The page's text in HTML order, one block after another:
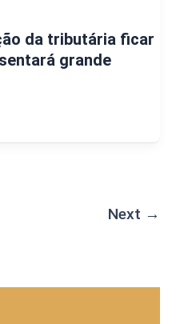
da tributária ficar
grande
Next →